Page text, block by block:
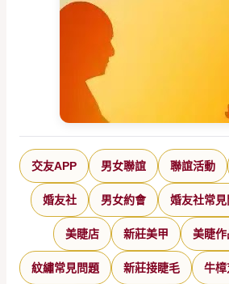
交友APP 男女聯誼 聯誼活動
婚友社 男女約會 婚友社常見
美睫店 新莊美甲 美睫作
紋繡常見問題 新莊接睫毛 牛樟